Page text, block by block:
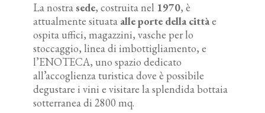
La nostrasede, costruita nel 1970, è
attualmente situata alle porte della cittàe
ospita uffici, magazzini, vasche per lo
stoccaggio, linea di imbottigliamento, e
l’ENOTECA, uno spazio dedicato
all’accoglienza turistica dove è possibile
degustare i vini e visitare la splendida bottaia
sotterranea di 2800 mq.